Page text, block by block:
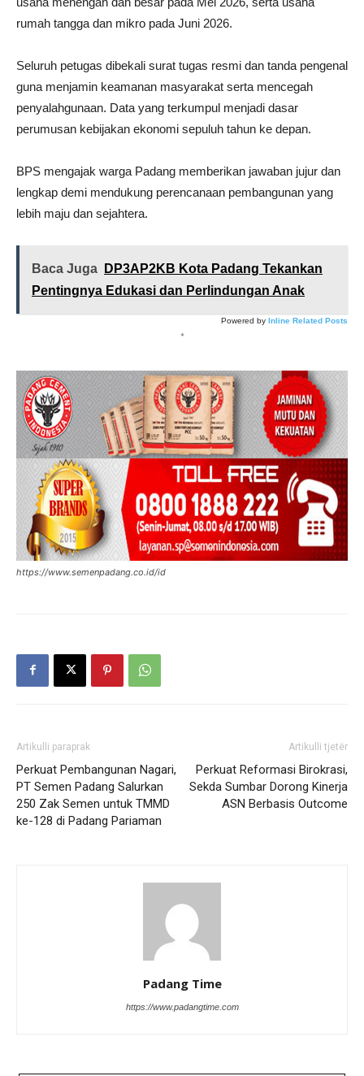
rumah tangga dan mikro pada Juni 2026.
Seluruh petugas dibekali surat tugas resmi dan tanda pengenal
guna menjamin keamanan masyarakat serta mencegah
penyalahgunaan. Data yang terkumpul menjadi dasar
perumusan kebijakan ekonomi sepuluh tahun ke depan.
BPS mengajak warga Padang memberikan jawaban jujur dan
lengkap demi mendukung perencanaan pembangunan yang
lebih maju dan sejahtera.
Baca Juga
DP3AP2KB Kota Padang Tekankan
Pentingnya Edukasi dan Perlindungan Anak
Powered by Inline Related Posts
*
https://www.semenpadang.co.id/id
Artikulli paraprak
Perkuat Pembangunan Nagari,
PT Semen Padang Salurkan
250 Zak Semen untuk TMMD
ke-128 di Padang Pariaman
Artikulli tjetër
Perkuat Reformasi Birokrasi,
Sekda Sumbar Dorong Kinerja
ASN Berbasis Outcome
Padang Time
https://www.padangtime.com